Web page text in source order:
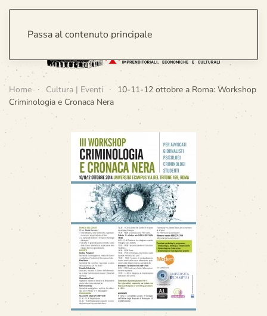
Passa al contenuto principale
Home Cultura | Eventi
10-11-12 ottobre a Roma: Workshop
Criminologia e Cronaca Nera